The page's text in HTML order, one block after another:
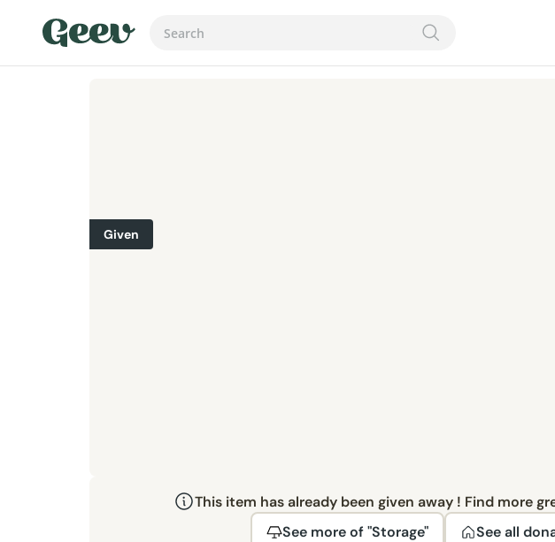
Given
This item has already been given away ! Find more
See more of "Storage"
See all